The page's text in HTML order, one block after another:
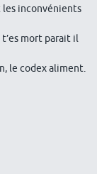
inconvénients
mort parait il
le codex aliment.